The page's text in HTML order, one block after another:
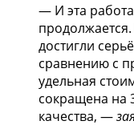
— И эта
достигли
сравнению с
удельная
сокращена на
качества, —